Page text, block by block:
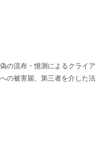
の流布・憶測によるクライア
の被害届、第三者を介した法